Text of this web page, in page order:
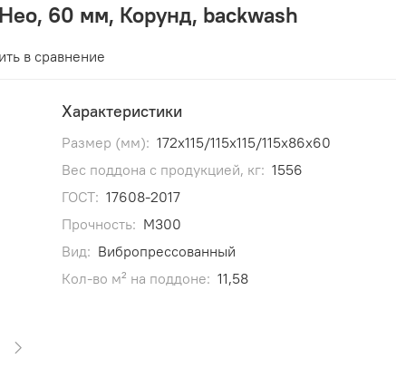
60 мм, Корунд, backwash
в сравнение
Характеристики
Размер (мм): 172х115/115х115/115х86х60
Вес поддона с продукцией, кг: 1556
ГОСТ: 17608-2017
Прочность: М300
Вид: Вибропрессованный
Кол-во м² на поддоне: 11,58